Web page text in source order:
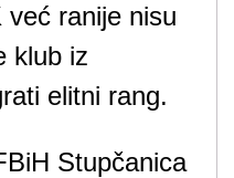
već ranije nisu
klub iz
elitni rang.
Stupčanica